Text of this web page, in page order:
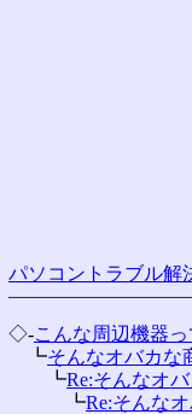
パソコントラブル解
◇-こんな周辺機器
┗そんなオバカな
┗Re:そんなオ
┗Re:そんな